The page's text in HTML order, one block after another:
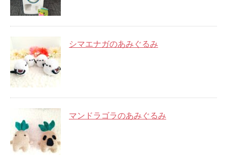
シマエナガのあみぐるみ
マンドラゴラのあみぐるみ